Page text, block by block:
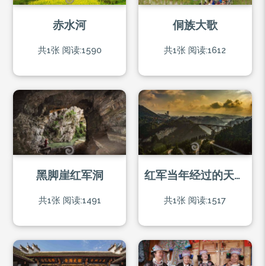
赤水河
共1张 阅读:1590
侗族大歌
共1张 阅读:1612
黑脚崖红军洞
共1张 阅读:1491
红军当年经过的天堑如今变通途
共1张 阅读:1517